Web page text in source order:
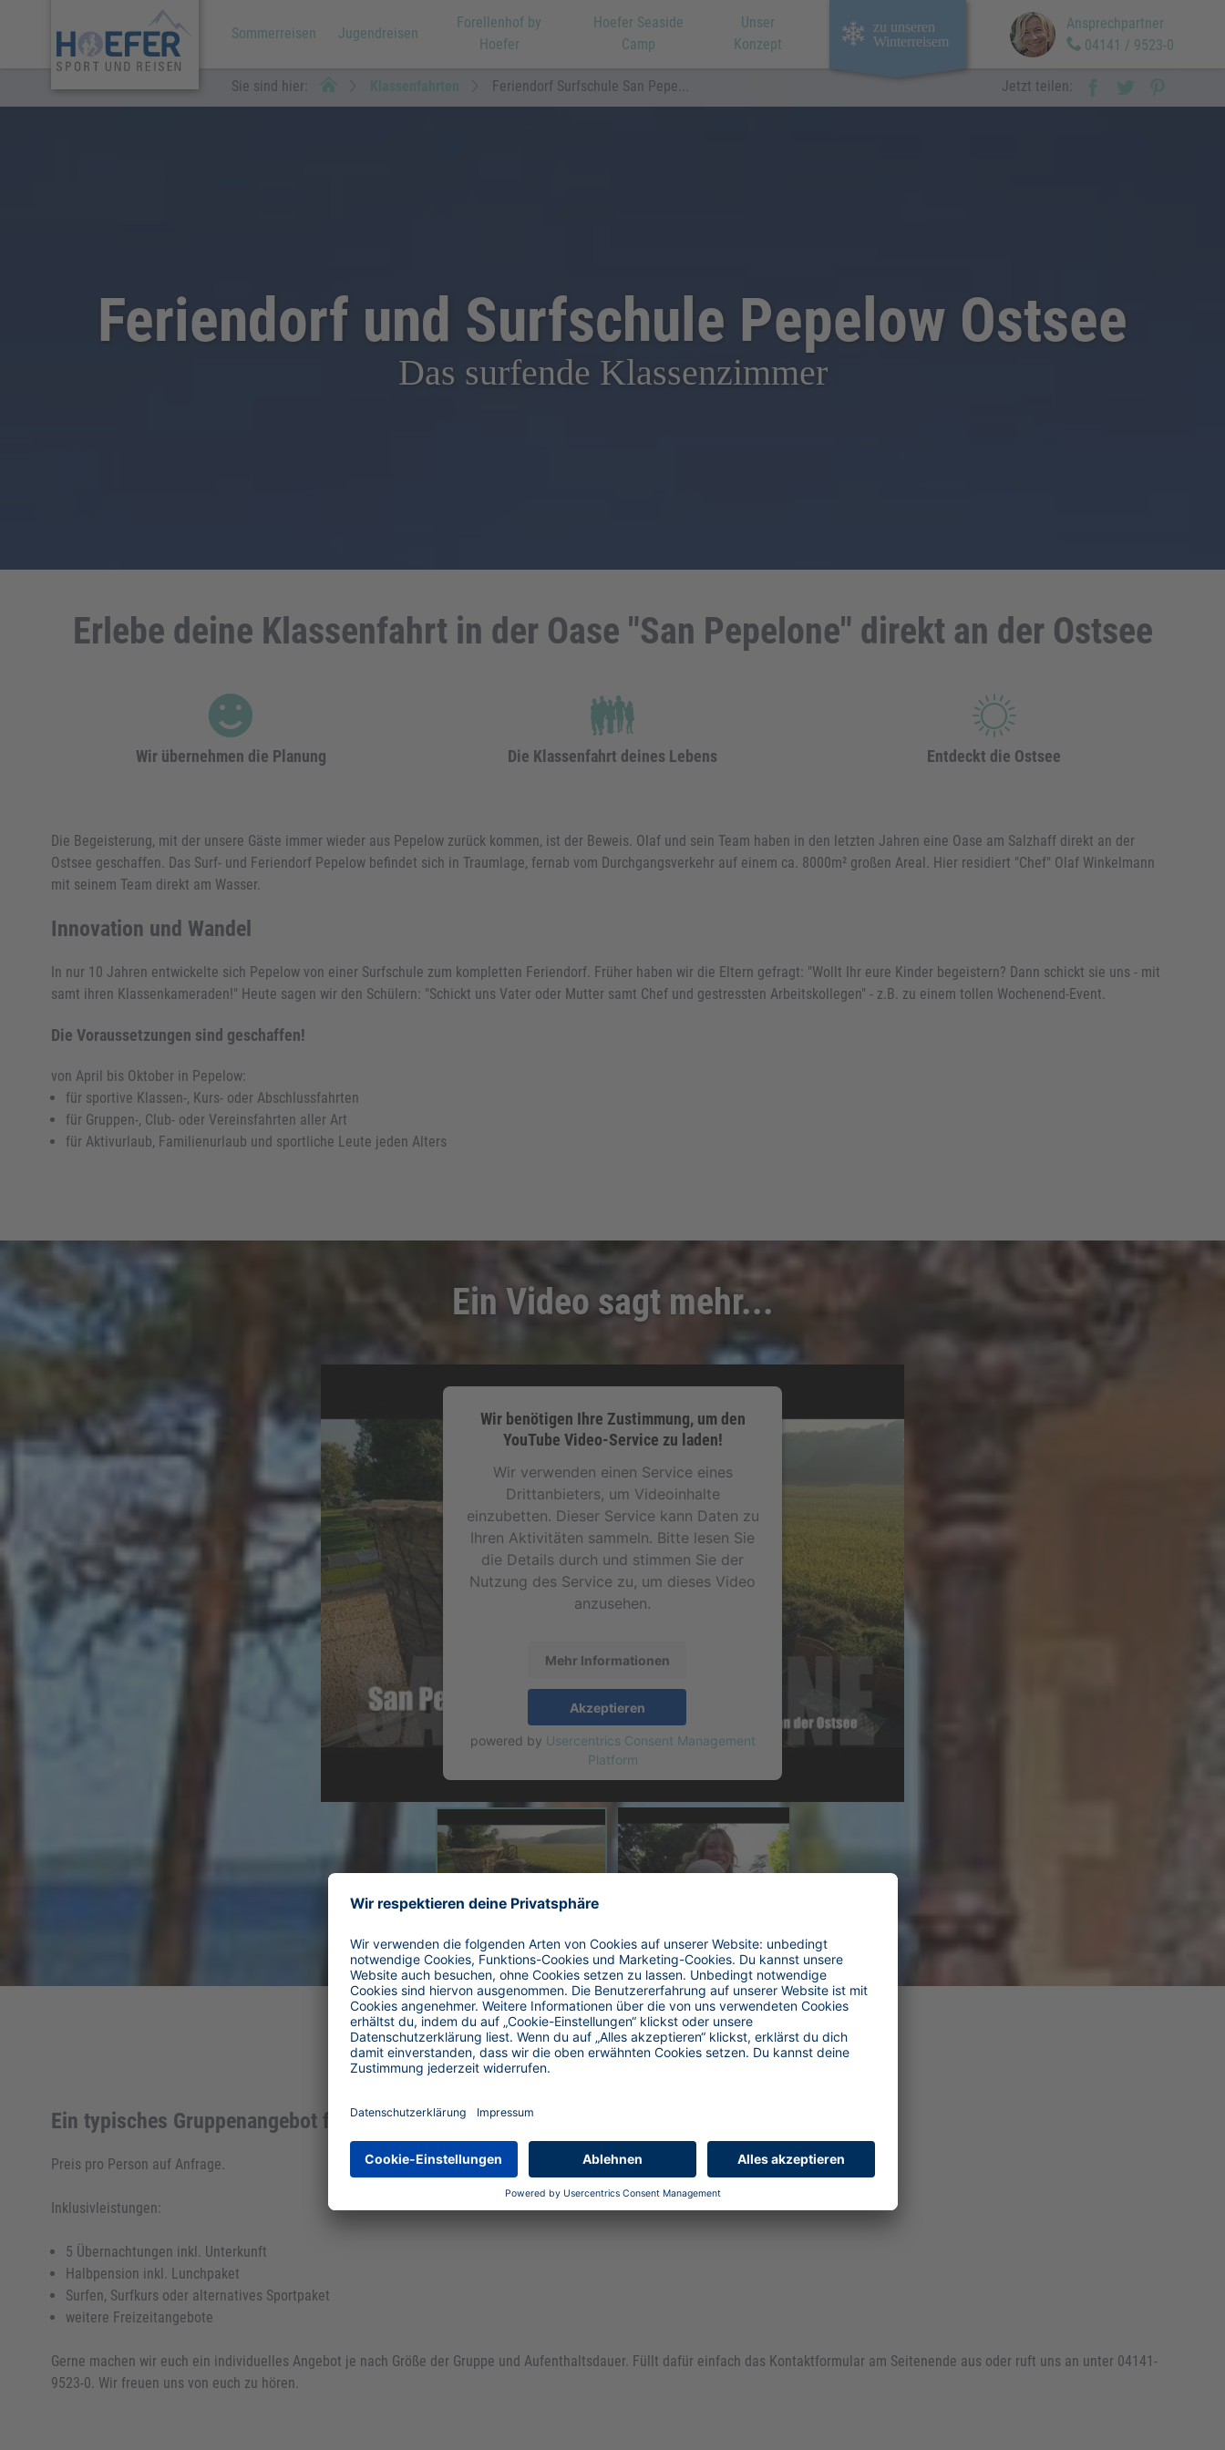
Sommerreisen Jugendreisen
Forellenhof by
Hoefer
Hoefer Seaside
Camp
Unser
Konzept
zu unseren
Winterreisem
Ansprechpartner
04141 / 9523-0
Sie sind hier: Klassenfahrten Feriendorf Surfschule San Pepe... Jetzt teilen:
Feriendorf und Surfschule Pepelow Ostsee
Das surfende Klassenzimmer
Erlebe deine Klassenfahrt in der Oase "San Pepelone" direkt an der Ostsee
Wir übernehmen die Planung Die Klassenfahrt deines Lebens Entdeckt die Ostsee
Die Begeisterung, mit der unsere Gäste immer wieder aus Pepelow zurück kommen, ist der Beweis. Olaf und sein Team haben in den letzten Jahren eine Oase am Salzhaff direkt an der
Ostsee geschaffen. Das Surf- und Feriendorf Pepelow befindet sich in Traumlage, fernab vom Durchgangsverkehr auf einem ca. 8000m² großen Areal. Hier residiert "Chef" Olaf Winkelmann
mit seinem Team direkt am Wasser.
Innovation und Wandel
In nur 10 Jahren entwickelte sich Pepelow von einer Surfschule zum kompletten Feriendorf. Früher haben wir die Eltern gefragt: "Wollt Ihr eure Kinder begeistern? Dann schickt sie uns - mit
samt ihren Klassenkameraden!" Heute sagen wir den Schülern: "Schickt uns Vater oder Mutter samt Chef und gestressten Arbeitskollegen" - z.B. zu einem tollen Wochenend-Event.
Die Voraussetzungen sind geschaffen!
von April bis Oktober in Pepelow:
für sportive Klassen-, Kurs- oder Abschlussfahrten
für Gruppen-, Club- oder Vereinsfahrten aller Art
für Aktivurlaub, Familienurlaub und sportliche Leute jeden Alters
Ein Video sagt mehr...
Wir benötigen Ihre Zustimmung, um den
YouTube Video-Service zu laden!
Wir verwenden einen Service eines
Drittanbieters, um Videoinhalte
einzubetten. Dieser Service kann Daten zu
Ihren Aktivitäten sammeln. Bitte lesen Sie
die Details durch und stimmen Sie der
Nutzung des Service zu, um dieses Video
anzusehen.
Mehr Informationen
Akzeptieren
powered by Usercentrics Consent Management
Platform
Preise und Inklusivleistungen
Ein typisches Gruppenangebot für Klassenfahrten
Preis pro Person auf Anfrage.
Inklusivleistungen:
5 Übernachtungen inkl. Unterkunft
Halbpension inkl. Lunchpaket
Surfen, Surfkurs oder alternatives Sportpaket
weitere Freizeitangebote
Gerne machen wir euch ein individuelles Angebot je nach Größe der Gruppe und Aufenthaltsdauer. Füllt dafür einfach das Kontaktformular am Seitenende aus oder ruft uns an unter 04141-
9523-0. Wir freuen uns von euch zu hören.